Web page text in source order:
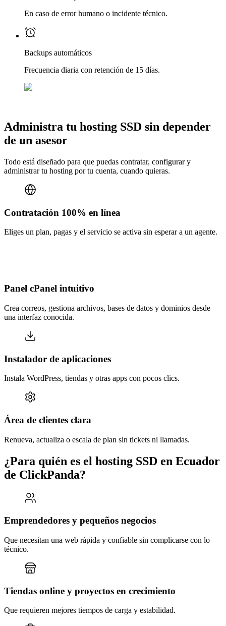
En caso de error humano o incidente técnico.
Backups automáticos
Frecuencia diaria con retención de 15 días.
Administra tu hosting SSD sin depender
de un asesor
Todo está diseñado para que puedas contratar, configurar y
administrar tu hosting por tu cuenta, cuando quieras.
Contratación 100% en línea
Eliges un plan, pagas y el servicio se activa sin esperar a un agente.
Panel cPanel intuitivo
Crea correos, gestiona archivos, bases de datos y dominios desde
una interfaz conocida.
Instalador de aplicaciones
Instala WordPress, tiendas y otras apps con pocos clics.
Área de clientes clara
Renueva, actualiza o escala de plan sin tickets ni llamadas.
¿Para quién es el hosting SSD en Ecuador
de ClickPanda?
Emprendedores y pequeños negocios
Que necesitan una web rápida y confiable sin complicarse con lo
técnico.
Tiendas online y proyectos en crecimiento
Que requieren mejores tiempos de carga y estabilidad.